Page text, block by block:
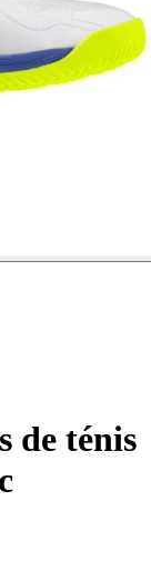
de ténis